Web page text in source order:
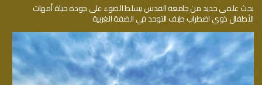
بحث علمي جديد من جامعة القدس يسلط الضوء على جودة حياة أمهات
الأطفال ذوي اضطراب طيف التوحد في الضفة الغربية